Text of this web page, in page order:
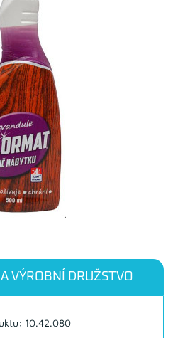
VÝROBNÍ DRUŽSTVO
10.42.080